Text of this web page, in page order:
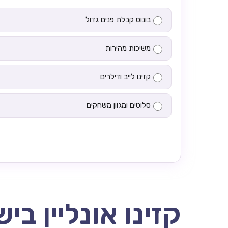
בונוס קבלת פנים גדול
משיכות מהירות
קזינו לייב ודילרים
סלוטים ומגוון משחקים
קזינו אונליין